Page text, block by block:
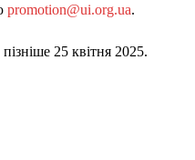
promotion@ui.org.ua.
25 квітня 2025.